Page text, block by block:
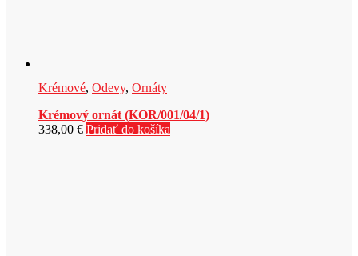
Krémové, Odevy, Ornáty
Krémový ornát (KOR/001/04/1)
338,00 € Pridať do košíka